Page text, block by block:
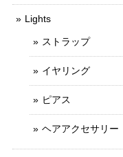
Lights
ストラップ
イヤリング
ピアス
ヘアアクセサリー